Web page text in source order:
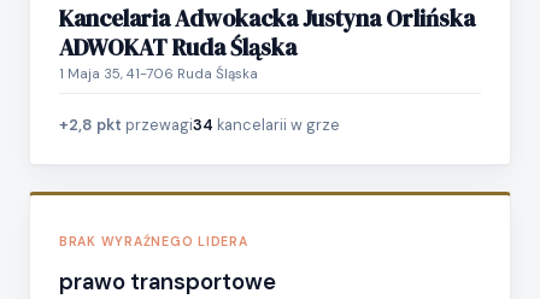
Kancelaria Adwokacka Justyna Orlińska
ADWOKAT Ruda Śląska
1 Maja 35, 41-706 Ruda Śląska
+2,8 pkt przewagi34 kancelarii w grze
BRAK WYRAŹNEGO LIDERA
prawo transportowe